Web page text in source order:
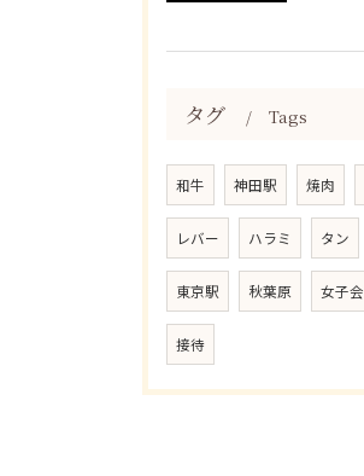
タグ Tags
和牛 神田駅 焼肉
レバー ハラミ タン
東京駅 秋葉原 女子会
接待